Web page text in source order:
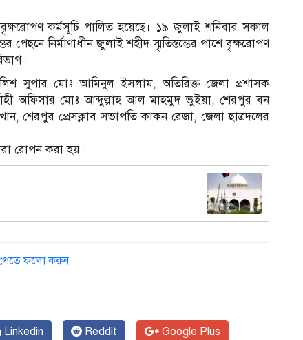
কর্মসূচি পালিত হয়েছে। ১৯ জুলাই শনিবার সকাল
পেছনে নির্মাণাধীন জুলাই শহীদ স্মৃতিস্তম্ভের পাশে বৃক্ষরোপণ
সুপার মোঃ আমিনুল ইসলাম, অতিরিক্ত জেলা প্রশাসক
অফিসার মোঃ আব্দুল্লাহ আল মাহমুদ ভুইয়া, শেরপুর বন
শেরপুর প্রেসক্লাব সভাপতি কাকন রেজা, জেলা ছাত্রদলের
রোপন করা হয়।
পেতে ফলো করুন
Linkedin Reddit Google Plus